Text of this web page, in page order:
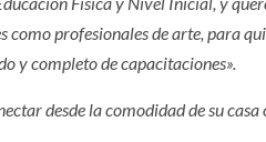
profesionales de arte, para
y completo de capacitaciones».
desde la comodidad de su casa